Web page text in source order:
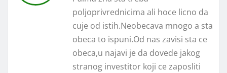
poljoprivrednicima ali hoce licno da
cuje od istih.Neobecava mnogo a sta
obeca to ispuni.Od nas zavisi sta ce
obeca,u najavi je da dovede jakog
stranog investitor koji ce zaposliti